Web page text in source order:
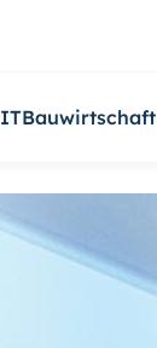
Bauwirtschaft